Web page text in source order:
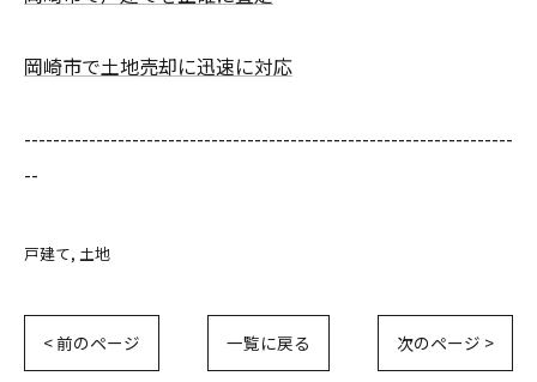
岡崎市で土地売却に迅速に対応
--------------------------------------------------------------------
--
戸建て 土地
< 前のページ 一覧に戻る 次のページ >